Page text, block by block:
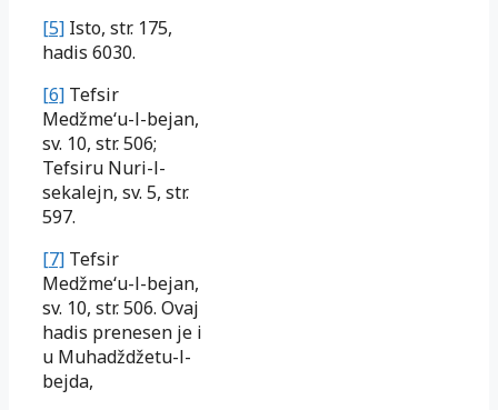
[5] Isto, str. 175,
hadis 6030.
[6] Tefsir
Medžme‘u-l-bejan,
sv. 10, str. 506;
Tefsiru Nuri-l-
sekalejn, sv. 5, str.
597.
[7] Tefsir
Medžme‘u-l-bejan,
sv. 10, str. 506. Ovaj
hadis prenesen je i
u Muhadždžetu-l-
bejda,